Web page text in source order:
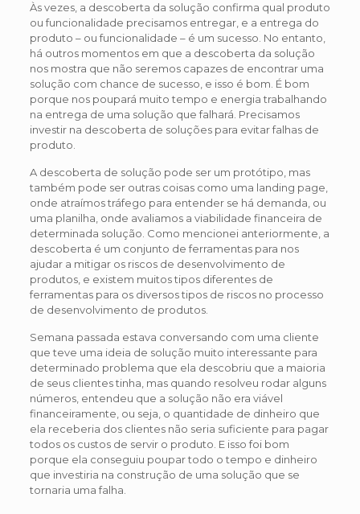
Às vezes, a descoberta da solução confirma qual produto
ou funcionalidade precisamos entregar, e a entrega do
produto – ou funcionalidade – é um sucesso. No entanto,
há outros momentos em que a descoberta da solução
nos mostra que não seremos capazes de encontrar uma
solução com chance de sucesso, e isso é bom. É bom
porque nos poupará muito tempo e energia trabalhando
na entrega de uma solução que falhará. Precisamos
investir na descoberta de soluções para evitar falhas de
produto.
A descoberta de solução pode ser um protótipo, mas
também pode ser outras coisas como uma landing page,
onde atraímos tráfego para entender se há demanda, ou
uma planilha, onde avaliamos a viabilidade financeira de
determinada solução. Como mencionei anteriormente, a
descoberta é um conjunto de ferramentas para nos
ajudar a mitigar os riscos de desenvolvimento de
produtos, e existem muitos tipos diferentes de
ferramentas para os diversos tipos de riscos no processo
de desenvolvimento de produtos.
Semana passada estava conversando com uma cliente
que teve uma ideia de solução muito interessante para
determinado problema que ela descobriu que a maioria
de seus clientes tinha, mas quando resolveu rodar alguns
números, entendeu que a solução não era viável
financeiramente, ou seja, o quantidade de dinheiro que
ela receberia dos clientes não seria suficiente para pagar
todos os custos de servir o produto. E isso foi bom
porque ela conseguiu poupar todo o tempo e dinheiro
que investiria na construção de uma solução que se
tornaria uma falha.